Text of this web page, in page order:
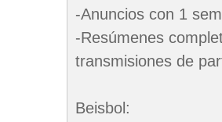
-Anuncios con 1
-Resúmenes
transmisiones de
Beisbol: